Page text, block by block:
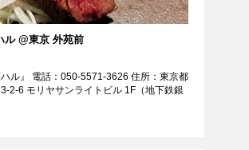
ル @東京 外苑前
ハル』 電話：050-5571-3626 住所：東京都
2-6 モリヤサンライトビル 1F（地下鉄銀
徒歩5分 / 外苑前駅から304m） 定休
：...